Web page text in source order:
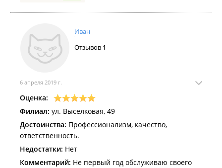
Иван
Отзывов 1
6 апреля 2019 г.
Оценка:
Филиал: ул. Выселковая, 49
Достоинства: Профессионализм, качество,
ответственность.
Недостатки: Нет
Комментарий: Не первый год обслуживаю своего